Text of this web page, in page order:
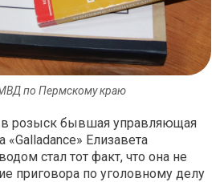
по Пермскому краю
розыск бывшая управляющая
«Galladance» Елизавета
стал тот факт, что она не
приговора по уголовному делу